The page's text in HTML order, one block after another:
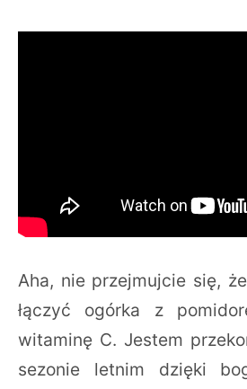
Aha, nie przejmujcie się,
łączyć ogórka z
witaminę C. Jestem
sezonie letnim dzięki